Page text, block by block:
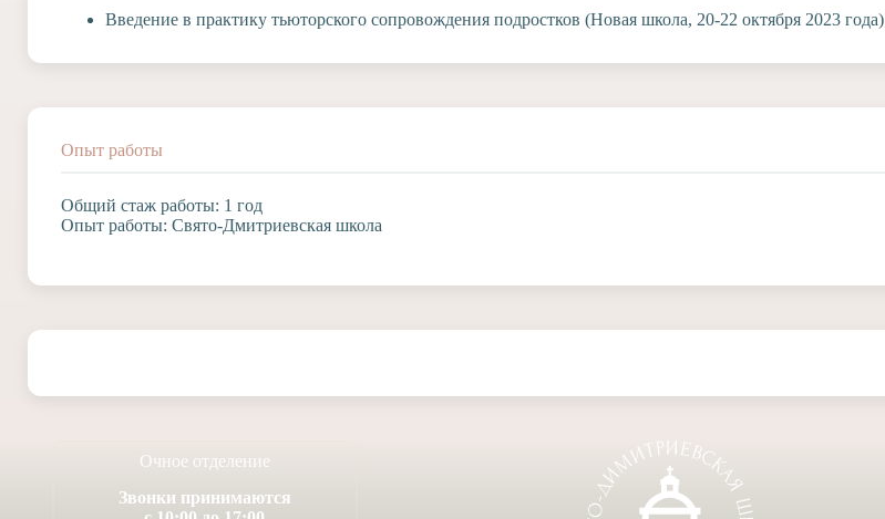
Введение в практику тьюторского сопровождения подростков (Новая школа, 20-22 октября 2023 года)
Опыт работы
Общий стаж работы: 1 год
Опыт работы: Свято-Дмитриевская школа
Очное отделение
Звонки принимаются